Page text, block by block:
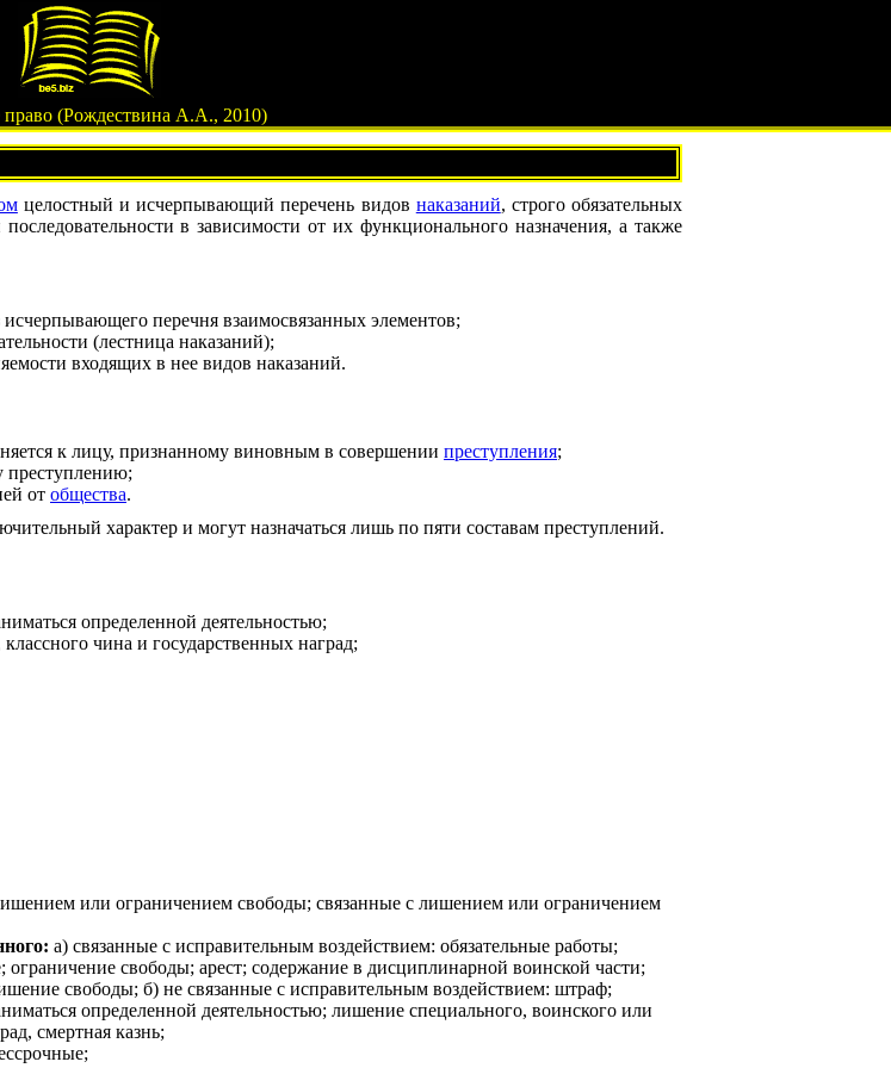
право (Рождествина А.А., 2010)
целостный и исчерпывающий перечень видов наказаний, строго обязательных
в зависимости от их функционального назначения, а также
исчерпывающего перечня взаимосвязанных элементов;
(лестница наказаний);
входящих в нее видов наказаний.
к лицу, признанному виновным в совершении преступления;
преступлению;
от общества.
характер и могут назначаться лишь по пяти составам преступлений.
определенной деятельностью;
чина и государственных наград;
или ограничением свободы; связанные с лишением или ограничением
а) связанные с исправительным воздействием: обязательные работы;
свободы; арест; содержание в дисциплинарной воинской части;
свободы; б) не связанные с исправительным воздействием: штраф;
определенной деятельностью; лишение специального, воинского или
смертная казнь;